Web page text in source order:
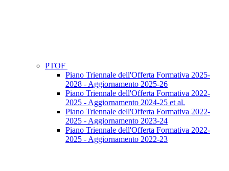
PTOF
Piano Triennale dell'Offerta Formativa 2025-
2028 - Aggiornamento 2025-26
Piano Triennale dell'Offerta Formativa 2022-
2025 - Aggiornamento 2024-25 et al.
Piano Triennale dell'Offerta Formativa 2022-
2025 - Aggiornamento 2023-24
Piano Triennale dell'Offerta Formativa 2022-
2025 - Aggiornamento 2022-23